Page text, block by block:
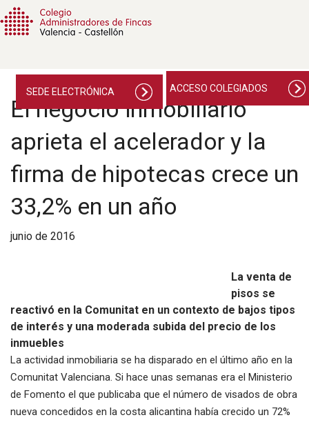
ACCESO COLEGIADOS
SEDE ELECTRÓNICA
El negocio inmobiliario
aprieta el acelerador y la
firma de hipotecas crece un
33,2% en un año
junio de 2016
La venta de
pisos se
reactivó en la Comunitat en un contexto de bajos tipos
de interés y una moderada subida del precio de los
inmuebles
La actividad inmobiliaria se ha disparado en el último año en la
Comunitat Valenciana. Si hace unas semanas era el Ministerio
de Fomento el que publicaba que el número de visados de obra
nueva concedidos en la costa alicantina había crecido un 72%